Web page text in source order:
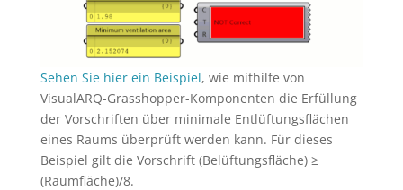
Sehen Sie hier ein Beispiel, wie mithilfe von
VisualARQ-Grasshopper-Komponenten die Erfüllung
der Vorschriften über minimale Entlüftungsflächen
eines Raums überprüft werden kann. Für dieses
Beispiel gilt die Vorschrift (Belüftungsfläche) ≥
(Raumfläche)/8.